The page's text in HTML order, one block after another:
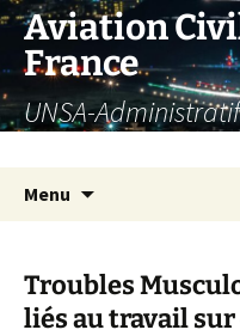
Aller
contenu
Aviation
France
UNSA-
Menu
Troubles
liés au travail sur